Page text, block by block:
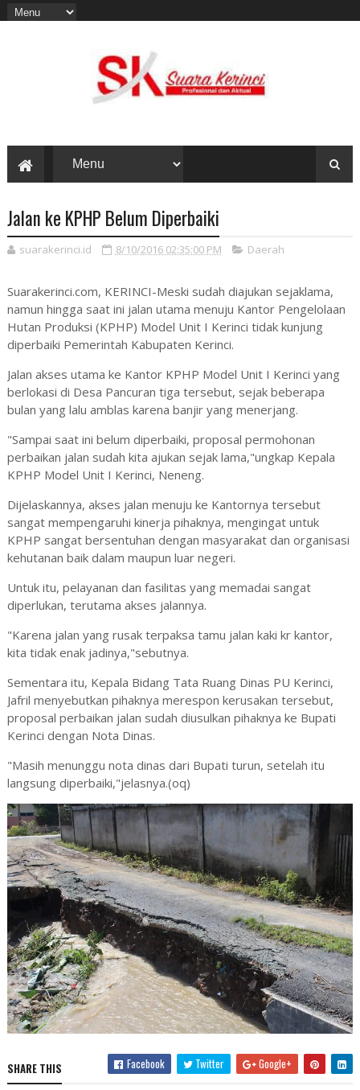
Jalan ke KPHP Belum Diperbaiki
suarakerinci.id 8/10/2016 02:35:00 PM Daerah
Suarakerinci.com, KERINCI-Meski sudah diajukan sejaklama,
namun hingga saat ini jalan utama menuju Kantor Pengelolaan
Hutan Produksi (KPHP) Model Unit I Kerinci tidak kunjung
diperbaiki Pemerintah Kabupaten Kerinci.
Jalan akses utama ke Kantor KPHP Model Unit I Kerinci yang
berlokasi di Desa Pancuran tiga tersebut, sejak beberapa
bulan yang lalu amblas karena banjir yang menerjang.
"Sampai saat ini belum diperbaiki, proposal permohonan
perbaikan jalan sudah kita ajukan sejak lama,"ungkap Kepala
KPHP Model Unit I Kerinci, Neneng.
Dijelaskannya, akses jalan menuju ke Kantornya tersebut
sangat mempengaruhi kinerja pihaknya, mengingat untuk
KPHP sangat bersentuhan dengan masyarakat dan organisasi
kehutanan baik dalam maupun luar negeri.
Untuk itu, pelayanan dan fasilitas yang memadai sangat
diperlukan, terutama akses jalannya.
"Karena jalan yang rusak terpaksa tamu jalan kaki kr kantor,
kita tidak enak jadinya,"sebutnya.
Sementara itu, Kepala Bidang Tata Ruang Dinas PU Kerinci,
Jafril menyebutkan pihaknya merespon kerusakan tersebut,
proposal perbaikan jalan sudah diusulkan pihaknya ke Bupati
Kerinci dengan Nota Dinas.
"Masih menunggu nota dinas dari Bupati turun, setelah itu
langsung diperbaiki,"jelasnya.(oq)
SHARE THIS Facebook Twitter Google+